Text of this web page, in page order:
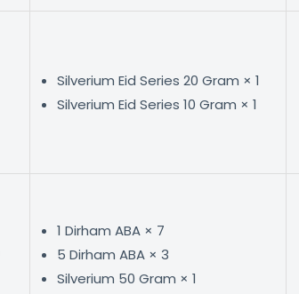
Silverium Eid Series 20 Gram × 1
Silverium Eid Series 10 Gram × 1
1 Dirham ABA × 7
5 Dirham ABA × 3
Silverium 50 Gram × 1